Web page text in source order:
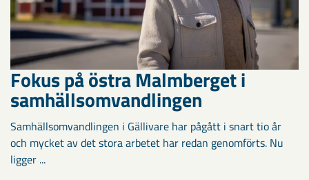
Fokus på östra Malmberget i
samhällsomvandlingen
Samhällsomvandlingen i Gällivare har pågått i snart tio år
och mycket av det stora arbetet har redan genomförts. Nu
ligger ...